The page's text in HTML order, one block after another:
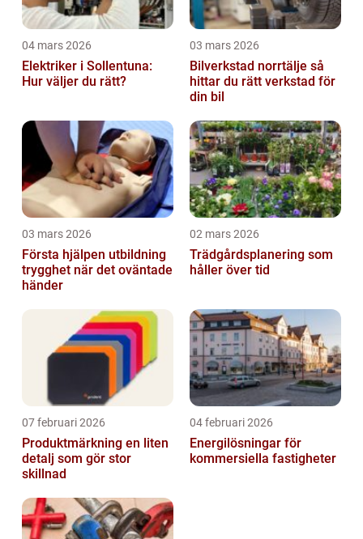
04 mars 2026
Elektriker i Sollentuna:
Hur väljer du rätt?
03 mars 2026
Bilverkstad norrtälje så
hittar du rätt verkstad för
din bil
03 mars 2026
Första hjälpen utbildning
trygghet när det oväntade
händer
02 mars 2026
Trädgårdsplanering som
håller över tid
07 februari 2026
Produktmärkning en liten
detalj som gör stor
skillnad
04 februari 2026
Energilösningar för
kommersiella fastigheter